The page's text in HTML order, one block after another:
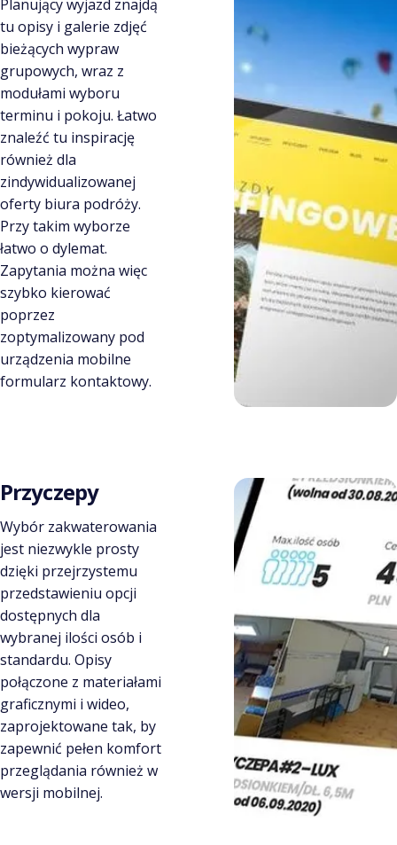
Planujący wyjazd znajdą
tu opisy i galerie zdjęć
bieżących wypraw
grupowych, wraz z
modułami wyboru
terminu i pokoju. Łatwo
znaleźć tu inspirację
również dla
zindywidualizowanej
oferty biura podróży.
Przy takim wyborze
łatwo o dylemat.
Zapytania można więc
szybko kierować
poprzez
zoptymalizowany pod
urządzenia mobilne
formularz kontaktowy.
Przyczepy
Wybór zakwaterowania
jest niezwykle prosty
dzięki przejrzystemu
przedstawieniu opcji
dostępnych dla
wybranej ilości osób i
standardu. Opisy
połączone z materiałami
graficznymi i wideo,
zaprojektowane tak, by
zapewnić pełen komfort
przeglądania również w
wersji mobilnej.